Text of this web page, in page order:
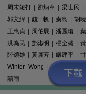
周末短打
劉炳章 梁世民
郭文緯
錢一帆 秦島 胡
王惠貞
周伯展 潘麗瓊
洪為民
鄧淑明 楊全盛
陸頌雄
黃麗芳 嚴建平
Winter Wong
K2 梁文新
囍雨